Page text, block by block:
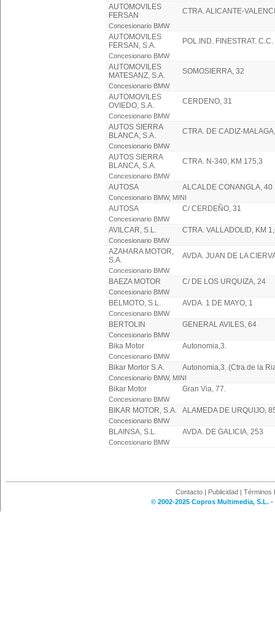
AUTOMOVILES
FERSAN
CTRA. ALICANTE-
Concesionario BMW
AUTOMOVILES
FERSAN, S.A.
POL.IND. FINESTRAT.
Concesionario BMW
AUTOMOVILES
MATESANZ, S.A.
SOMOSIERRA, 32
Concesionario BMW
AUTOMOVILES
OVIEDO, S.A.
CERDENO, 31
Concesionario BMW
AUTOS SIERRA
BLANCA, S.A.
CTRA. DE CADIZ-
Concesionario BMW
AUTOS SIERRA
BLANCA, S.A.
CTRA. N-340, KM 175,3
Concesionario BMW
AUTOSA ALCALDE CONANGLA, 40
Concesionario BMW, MINI
AUTOSA C/ CERDEÑO, 31
Concesionario BMW
AVILCAR, S.L. CTRA. VALLADOLID, KM
Concesionario BMW
AZAHARA MOTOR,
S.A.
AVDA. JUAN DE LA
Concesionario BMW
BAEZA MOTOR C/ DE LOS URQUIZA, 24
Concesionario BMW
BELMOTO, S.L. AVDA. 1 DE MAYO, 1
Concesionario BMW
BERTOLIN GENERAL AVILES, 64
Concesionario BMW
Bika Motor Autonomia,3.
Concesionario BMW
Bikar Mortor S.A. Autonomia,3. (Ctra.de la
Concesionario BMW, MINI
Bikar Motor Gran Via, 77.
Concesionario BMW
BIKAR MOTOR, S.A. ALAMEDA DE URQUIJO,
Concesionario BMW
BLAINSA, S.L. AVDA. DE GALICIA, 253
Concesionario BMW
Contacto | Publicidad | Términos
© 2002-2025 Copros Multimedia, S.L.